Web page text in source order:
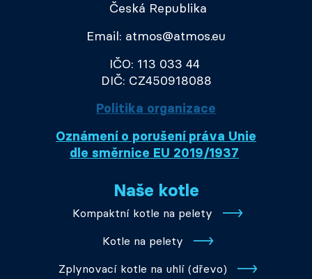
Česká Republika
Email: atmos@atmos.eu
IČO: 113 033 44
DIČ: CZ450918088
Politika organizace
Oznámení o porušení práva Unie
dle směrnice EU 2019/1937
Naše kotle
Kompaktní kotle na pelety
Kotle na pelety
Zplynovací kotle na uhlí (dřevo)